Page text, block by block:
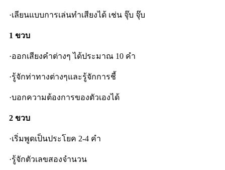
·เลียนแบบการเล่นทำเสียงได้ เช่น จุ๊บ จุ๊บ
1 ขวบ
·ออกเสียงคำต่างๆ ได้ประมาณ 10 คำ
·รู้จักท่าทางต่างๆและรู้จักการชี้
·บอกความต้องการของตัวเองได้
2 ขวบ
·เริ่มพูดเป็นประโยค 2-4 คำ
·รู้จักตัวเลขสองจำนวน